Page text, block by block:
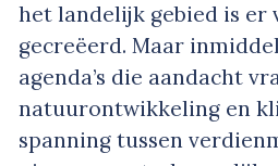
het landelijk gebied is er
gecreëerd. Maar
agenda’s die aandacht
natuurontwikkeling en
spanning tussen